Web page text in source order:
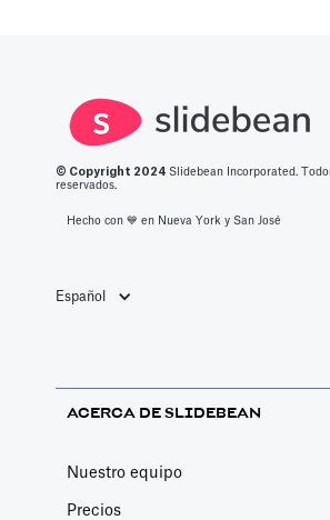
© Copyright 2 024 Slidebean Incorporated.
reservados.
Hecho con 💙️ en Nueva York y San José
Español
ACERCA DE SLIDEBEAN
Nuestro equipo
Precios